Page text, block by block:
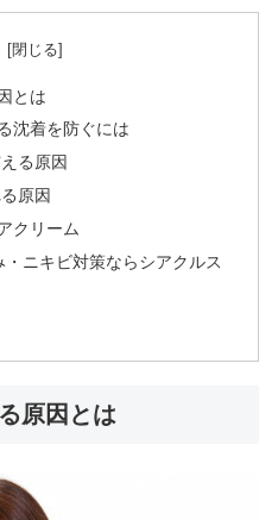
とは
沈着を防ぐには
る原因
原因
クリーム
ニキビ対策ならシアクルス
原因とは